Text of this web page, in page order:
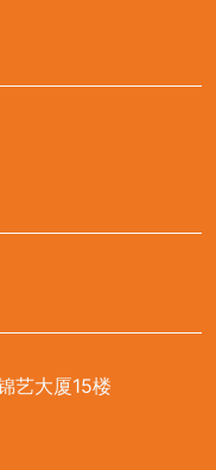
艺大厦15楼